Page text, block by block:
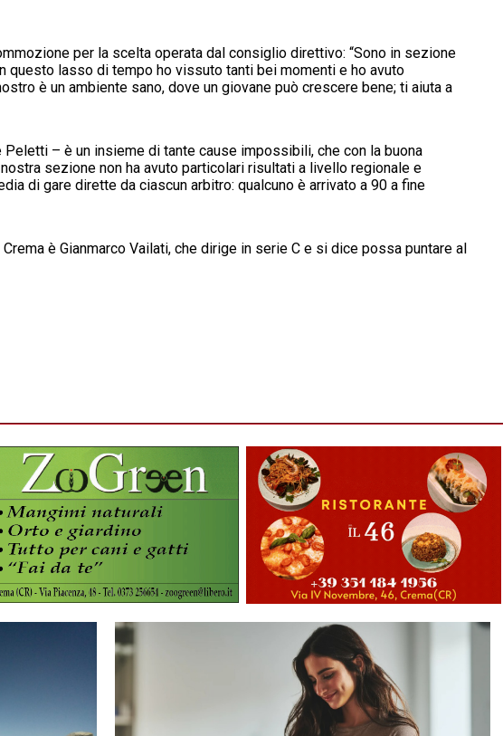
per la scelta operata dal consiglio direttivo: “Sono in sezione
questo lasso di tempo ho vissuto tanti bei momenti e ho avuto
è un ambiente sano, dove un giovane può crescere bene; ti aiuta a
Peletti – è un insieme di tante cause impossibili, che con la buona
sezione non ha avuto particolari risultati a livello regionale e
di gare dirette da ciascun arbitro: qualcuno è arrivato a 90 a fine
è Gianmarco Vailati, che dirige in serie C e si dice possa puntare al